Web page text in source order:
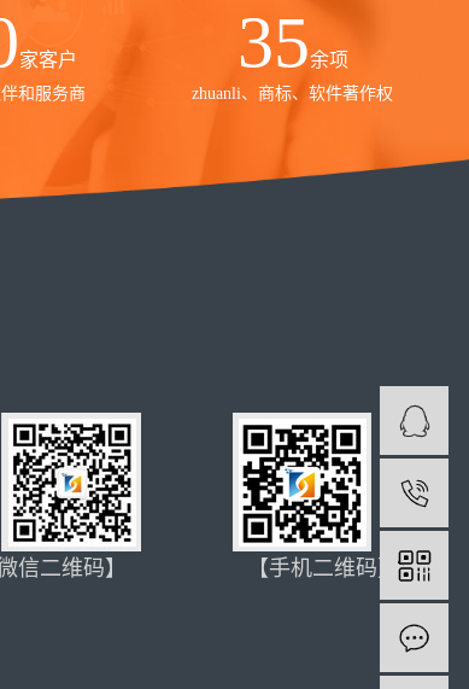
家客户
和服务商
35余项
zhuanli、商标、软件著作权
微信二维码】 【手机二维码】